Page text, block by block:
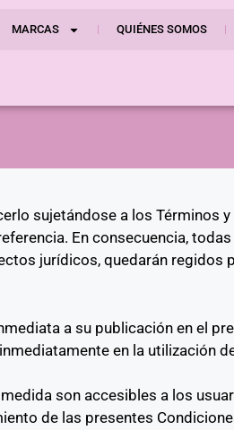
MARCAS QUIÉNES SOMOS
sujetándose a los Términos
En consecuencia,
jurídicos, quedarán regidos
a su publicación en el
en la utilización
son accesibles a los
de las presentes